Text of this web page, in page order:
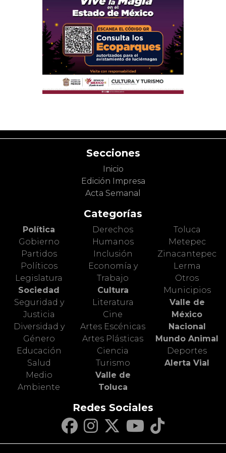
Secciones
Inicio
Edición Impresa
Acta Semanal
Categorías
Política
Gobierno
Partidos
Políticos
Legislatura
Sociedad
Seguridad y
Justicia
Diversidad y
Género
Educación
Salud
Medio
Ambiente
Derechos
Humanos
Inclusión
Economía y
Trabajo
Cultura
Literatura
Cine
Artes Escénicas
Artes Plásticas
Ciencia
Turismo
Valle de
Toluca
Toluca
Metepec
Zinacantepec
Lerma
Otros
Municipios
Valle de
México
Nacional
Mundo Animal
Deportes
Alerta Vial
Redes Sociales